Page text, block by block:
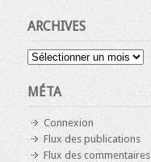
ARCHIVES
Archives
MÉTA
Connexion
Flux des publications
Flux des commentaires